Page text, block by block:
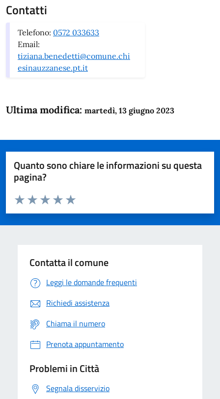
Contatti
Telefono: 0572 033633
Email:
tiziana.benedetti@comune.chi
esinauzzanese.pt.it
Ultima modifica: martedì, 13 giugno 2023
Quanto sono chiare le informazioni su questa
pagina?
Domanda
Valuta da 1 a 5 stelle la pagina
Valuta 5 stelle su 5
Valuta 4 stelle su 5
Valuta 3 stelle su 5
Valuta 2 stelle su 5
Valuta 1 stelle su 5
Contatta il comune
Leggi le domande frequenti
Richiedi assistenza
Chiama il numero
Prenota appuntamento
Problemi in Città
Segnala disservizio